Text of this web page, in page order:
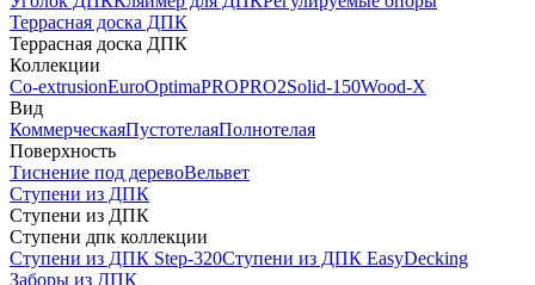
Террасная доска ДПК
Террасная доска ДПК
Коллекции
Co-extrusionEuroOptimaPROPRO2Solid-150Wood-X
Вид
КоммерческаяПустотелаяПолнотелая
Поверхность
Тиснение под деревоВельвет
Ступени из ДПК
Ступени из ДПК
Ступени дпк коллекции
Ступени из ДПК Step-320Ступени из ДПК EasyDecking
Заборы из ДПК